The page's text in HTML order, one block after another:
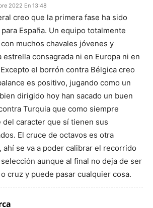
2022 En 13:48
creo que la primera fase ha sido
España. Un equipo totalmente
muchos chavales jóvenes y
estrella consagrada ni en Europa ni en
Excepto el borrón contra Bélgica creo
es positivo, jugando como un
dirigido hoy han sacado un buen
Turquia que como siempre
del caracter que sí tienen sus
El cruce de octavos es otra
ahí se va a poder calibrar el recorrido
aunque al final no deja de ser
cruz y puede pasar cualquier cosa.